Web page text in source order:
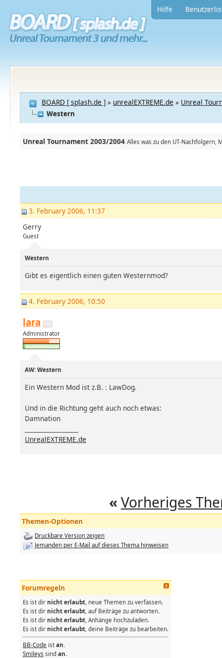
Hilfe
BOARD [ splash.de ] » unrealEXTREME.de » Unreal
Western
Unreal Tournament 2003/2004 Alles was zu den UT-Nachfolgern,
3. February 2006, 11:37
Gerry
Guest
Western
Gibt es eigentlich einen guten Westernmod?
4. February 2006, 10:50
lara
Administrator
AW: Western
Ein Western Mod ist z.B. : LawDog.
Und in die Richtung geht auch noch etwas:
Damnation
UnrealEXTREME.de
« Vorheriges
Themen-Optionen
Druckbare Version zeigen
Jemanden per E-Mail auf dieses Thema hinweisen
Forumregeln
Es ist dir nicht erlaubt, neue Themen zu verfassen.
Es ist dir nicht erlaubt, auf Beiträge zu antworten.
Es ist dir nicht erlaubt, Anhänge hochzuladen.
Es ist dir nicht erlaubt, deine Beiträge zu bearbeiten.
BB-Code ist an.
Smileys sind an.